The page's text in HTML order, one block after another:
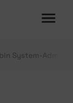
System-Admin